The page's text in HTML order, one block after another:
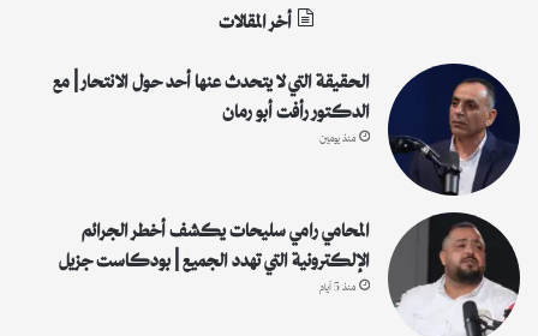
:
أخر المقالات
الحقيقة التي لا يتحدث عنها أحد حول الانتحار | مع
الدكتور رأفت أبو رمان
منذ يومين
المحامي رامي سليحات يكشف أخطر الجرائم
الإلكترونية التي تهدد الجميع | بودكاست جزيل
منذ 5 أيام